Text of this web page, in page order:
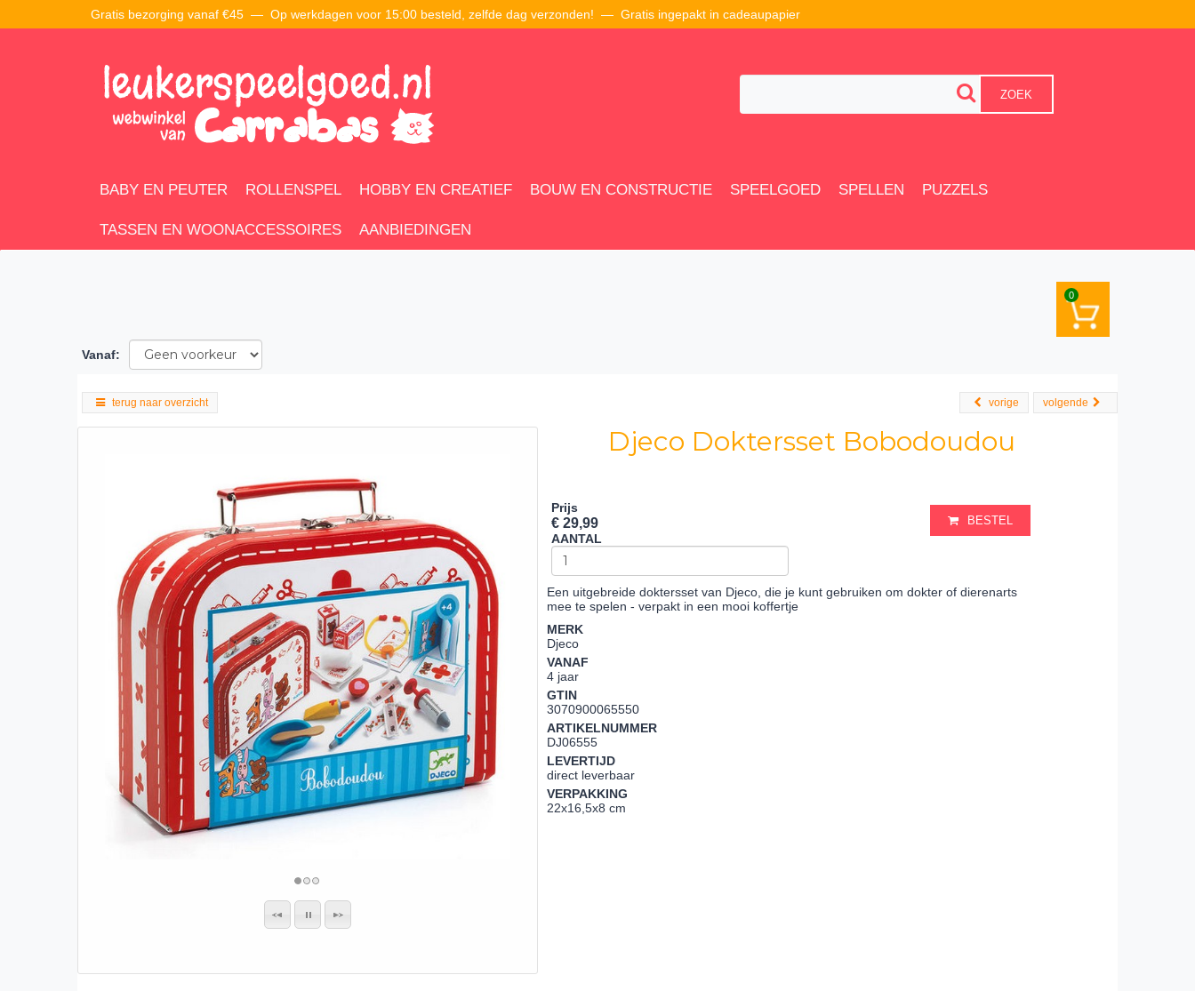
Gratis bezorging vanaf €45 — Op werkdagen voor 15:00 besteld, zelfde dag verzonden! — Gratis ingepakt in cadeaupapier
ZOEK
BABY EN PEUTER ROLLENSPEL HOBBY EN CREATIEF BOUW EN CONSTRUCTIE SPEELGOED SPELLEN PUZZELS
TASSEN EN WOONACCESSOIRES AANBIEDINGEN
0
Vanaf:
terug naar overzicht volgende
vorige
Djeco Doktersset Bobodoudou
Prijs
€ 29,99
AANTAL
BESTEL
Een uitgebreide doktersset van Djeco, die je kunt gebruiken om dokter of dierenarts
mee te spelen - verpakt in een mooi koffertje
MERK
Djeco
VANAF
4 jaar
GTIN
3070900065550
ARTIKELNUMMER
DJ06555
LEVERTIJD
direct leverbaar
VERPAKKING
22x16,5x8 cm